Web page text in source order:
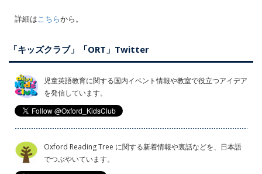
詳細はこちらから。
「キッズクラブ」「ORT」Twitter
児童英語教育に関する国内イベント情報や教室で役立つアイデア
を発信しています。
Oxford Reading Tree に関する新着情報や裏話などを、日本語
でつぶやいています。